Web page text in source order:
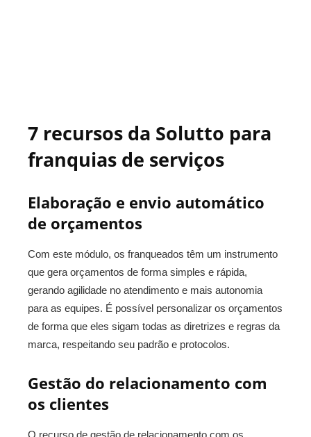
7 recursos da Solutto para
franquias de serviços
Elaboração e envio automático
de orçamentos
Com este módulo, os franqueados têm um instrumento
que gera orçamentos de forma simples e rápida,
gerando agilidade no atendimento e mais autonomia
para as equipes. É possível personalizar os orçamentos
de forma que eles sigam todas as diretrizes e regras da
marca, respeitando seu padrão e protocolos.
Gestão do relacionamento com
os clientes
O recurso de gestão de relacionamento com os